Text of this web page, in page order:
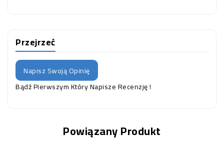
Przejrzeć
Napisz Swoją Opinię
Bądź Pierwszym Który Napisze Recenzję !
Powiązany Produkt